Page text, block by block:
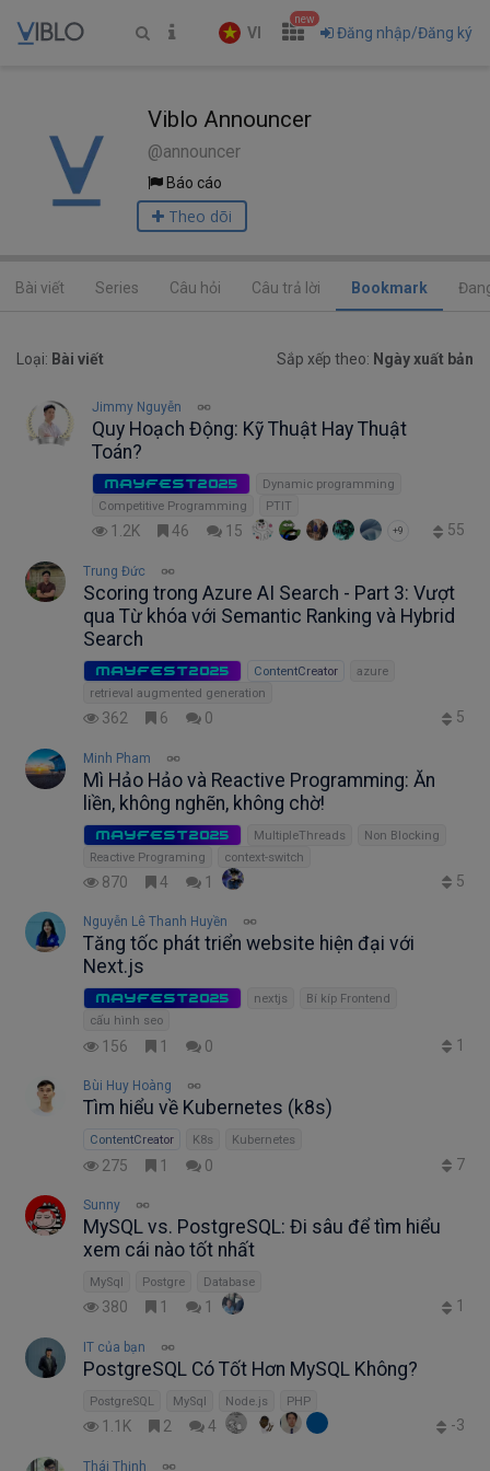
VI
new
Đăng nhập/Đăng ký
Viblo Announcer
@announcer
Báo cáo
Theo dõi
Bài viết Series Câu hỏi Câu trả lời Bookmark
Loại: Bài viết Sắp xếp theo: Ngày xuất bản
Jimmy Nguyễn
Quy Hoạch Động: Kỹ Thuật Hay Thuật
Toán?
MAYFEST2025
Dynamic programming
Competitive Programming
PTIT
1.2K 46 15 +9 55
Trung Đức
Scoring trong Azure AI Search - Part 3: Vượt
qua Từ khóa với Semantic Ranking và Hybrid
Search
MAYFEST2025 ContentCreator
azure
retrieval augmented generation
362 6 0 5
Minh Pham
Mì Hảo Hảo và Reactive Programming: Ăn
liền, không nghẽn, không chờ!
MAYFEST2025 MultipleThreads
Non Blocking
Reactive Programing
context-switch
870 4 1 5
Nguyễn Lê Thanh Huyền
Tăng tốc phát triển website hiện đại với
Next.js
MAYFEST2025 nextjs
Bí kíp Frontend
cấu hình seo
156 1 0 1
Bùi Huy Hoàng
Tìm hiểu về Kubernetes (k8s)
ContentCreator K8s Kubernetes
275 1 0 7
Sunny
MySQL vs. PostgreSQL: Đi sâu để tìm hiểu
xem cái nào tốt nhất
MySql Postgre Database
380 1 1 1
IT của bạn
PostgreSQL Có Tốt Hơn MySQL Không?
PostgreSQL MySql Node.js PHP
1.1K 2 4 -3
Thái Thịnh